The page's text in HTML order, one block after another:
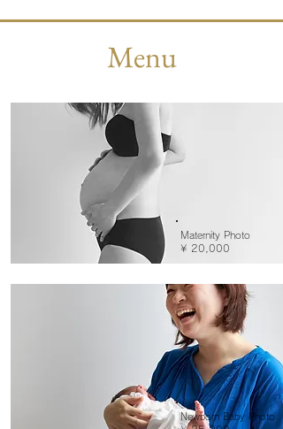
Menu
Maternity Photo
​¥ 20,000
Newborn Baby Photo